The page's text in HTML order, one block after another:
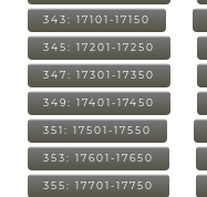
343: 17101-17150
345: 17201-17250
347: 17301-17350
349: 17401-17450
351: 17501-17550
353: 17601-17650
355: 17701-17750